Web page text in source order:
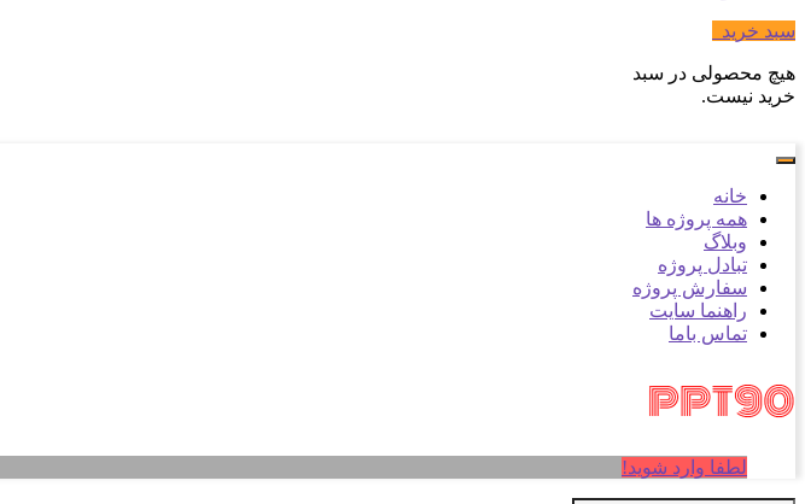
سبد خرید
هیچ محصولی در سبد
خرید نیست.
خانه
همه پروژه ها
وبلاگ
تبادل پروژه
سفارش پروژه
راهنما سایت
تماس باما
لطفا وارد شوید!